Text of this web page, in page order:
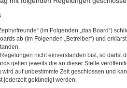
(im Folgenden „das Board“)
ab (im Folgenden „Betreiber“) und
nicht einverstanden bist, so darfst
gelten jeweils die an dieser Stelle
wird auf unbestimmte Zeit geschlossen und
jederzeit gekündigt werden.